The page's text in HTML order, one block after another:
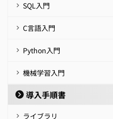
SQL入門
C言語入門
Python入門
機械学習入門
導入手順書
ライブラリ